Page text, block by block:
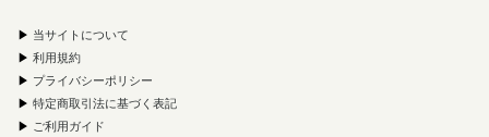
▶ 当サイトについて
▶ 利用規約
▶ プライバシーポリシー
▶ 特定商取引法に基づく表記
▶ ご利用ガイド